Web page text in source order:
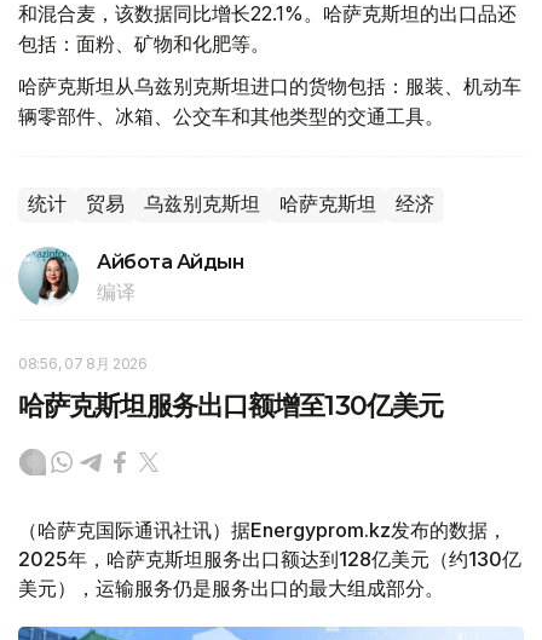
和混合麦，该数据同比增长22.1%。哈萨克斯坦的出口品还
包括：面粉、矿物和化肥等。
哈萨克斯坦从乌兹别克斯坦进口的货物包括：服装、机动车
辆零部件、冰箱、公交车和其他类型的交通工具。
统计 贸易 乌兹别克斯坦 哈萨克斯坦 经济
Айбота Айдын
编译
08:56, 07 8月 2026
哈萨克斯坦服务出口额增至130亿美元
（哈萨克国际通讯社讯）据Energyprom.kz发布的数据，
2025年，哈萨克斯坦服务出口额达到128亿美元（约130亿
美元），运输服务仍是服务出口的最大组成部分。